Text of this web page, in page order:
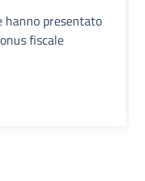
hanno presentato
fiscale